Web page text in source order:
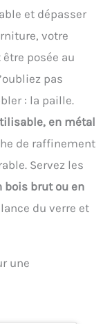
qui
la table
Ainsi,
bien en
la
en
surface des
de
sous
après
passent
rend le
facile à
à
facile à
aide à
râpée,
neige pour
amusantes
sans
en silicone
vous aide à
pour
de boissons
peuvent
et dépasser
votre
posée au
pas
: la paille.
en métal
de raffinement
Servez les
bois brut ou en
du verre et
une